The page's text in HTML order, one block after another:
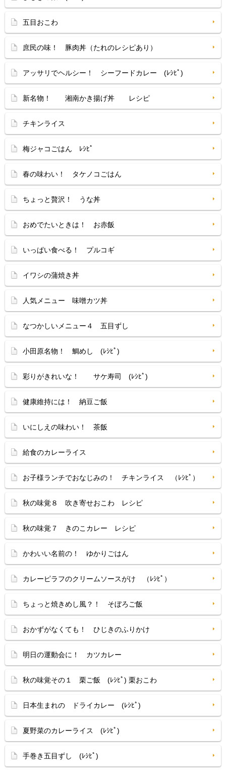
五目おこわ
庶民の味！ 豚肉丼（たれのレシピあり）
アッサリでヘルシー！ シーフードカレー (ﾚｼﾋﾟ)
新名物！ 湘南かき揚げ丼 レシピ
チキンライス
梅ジャコごはん ﾚｼﾋﾟ
春の味わい！ タケノコごはん
ちょっと贅沢！ うな丼
おめでたいときは！ お赤飯
いっぱい食べる！ プルコギ
イワシの蒲焼き丼
人気メニュー 味噌カツ丼
なつかしいメニュー４ 五目ずし
小田原名物！ 鯛めし (ﾚｼﾋﾟ)
彩りがきれいな！ サケ寿司 (ﾚｼﾋﾟ)
健康維持には！ 納豆ご飯
いにしえの味わい！ 茶飯
給食のカレーライス
お子様ランチでおなじみの！ チキンライス （ﾚｼﾋﾟ）
秋の味覚８ 吹き寄せおこわ レシピ
秋の味覚７ きのこカレー レシピ
かわいい名前の！ ゆかりごはん
カレーピラフのクリームソースがけ （ﾚｼﾋﾟ）
ちょっと焼きめし風？！ そぼろご飯
おかずがなくても！ ひじきのふりかけ
明日の運動会に！ カツカレー
秋の味覚その１ 栗ご飯 (ﾚｼﾋﾟ) 栗おこわ
日本生まれの ドライカレー (ﾚｼﾋﾟ)
夏野菜のカレーライス (ﾚｼﾋﾟ)
手巻き五目ずし (ﾚｼﾋﾟ)